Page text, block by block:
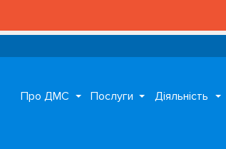
Про ДМС Послуги Діяльність